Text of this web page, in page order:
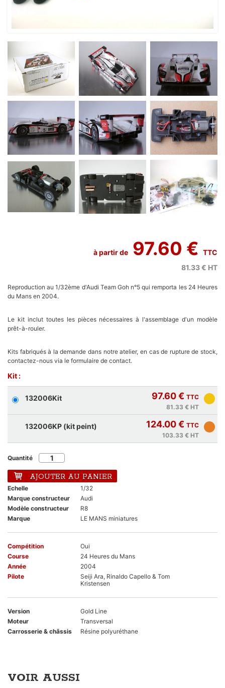
à partir de 97.60 € TTC
81.33 € HT
Reproduction au 1/32ème d'Audi Team Goh n°5 qui remporta les 24 Heures
du Mans en 2004.
Le kit inclut toutes les pièces nécessaires à l'assemblage d'un modèle
prêt-à-rouler.
Kits fabriqués à la demande dans notre atelier, en cas de rupture de stock,
contactez-nous via le formulaire de contact.
Kit :
132006Kit 97.60 € TTC
81.33 € HT
132006KP (kit peint) 124.00 € TTC
103.33 € HT
Quantité
AJOUTER AU PANIER
Echelle
1/32
Marque constructeur
Audi
Modèle constructeur
R8
Marque
LE MANS miniatures
Compétition
Oui
Course
24 Heures du Mans
Année
2004
Pilote
Seiji Ara, Rinaldo Capello & Tom
Kristensen
Version
Gold Line
Moteur
Transversal
Carrosserie & châssis
Résine polyuréthane
VOIR AUSSI